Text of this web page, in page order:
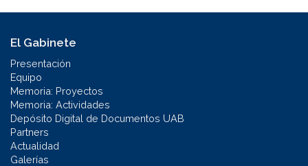
El Gabinete
Presentación
Equipo
Memoria: Proyectos
Memoria: Actividades
Depósito Digital de Documentos UAB
Partners
Actualidad
Galerías